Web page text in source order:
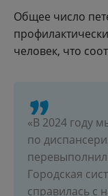
Общее число
человек, что
«В 2024 году
по
Городская
справилась с